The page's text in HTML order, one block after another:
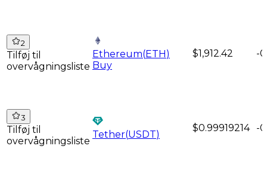
2
Tilføj til
overvågningsliste
Ethereum(ETH)
Buy
$1,912.42 -
3
Tilføj til
overvågningsliste
Tether(USDT)
$0.99919214 -